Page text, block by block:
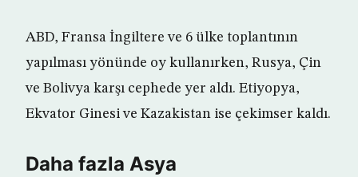
ABD, Fransa İngiltere ve 6 ülke toplantının
yapılması yönünde oy kullanırken, Rusya, Çin
ve Bolivya karşı cephede yer aldı. Etiyopya,
Ekvator Ginesi ve Kazakistan ise çekimser kaldı.
Daha fazla Asya